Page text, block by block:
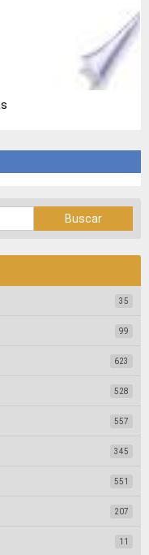
35
99
623
528
557
345
551
207
11